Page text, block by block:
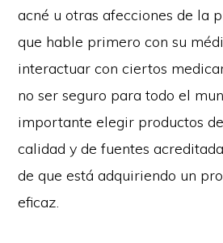
acné u otras afecciones de la
que hable primero con su
interactuar con ciertos
no ser seguro para todo el
importante elegir productos
calidad y de fuentes
de que está adquiriendo un
eficaz.